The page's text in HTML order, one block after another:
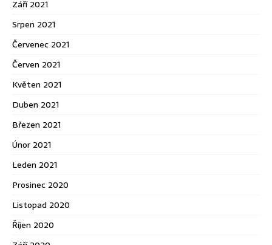
Září 2021
Srpen 2021
Červenec 2021
Červen 2021
Květen 2021
Duben 2021
Březen 2021
Únor 2021
Leden 2021
Prosinec 2020
Listopad 2020
Říjen 2020